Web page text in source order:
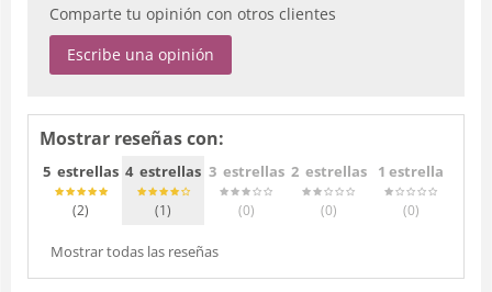
Comparte tu opinión con otros clientes
Escribe una opinión
Mostrar reseñas con:
5 estrellas
(2)
4 estrellas
(1)
3 estrellas
(0)
2 estrellas
(0)
1 estrella
(0)
Mostrar todas las reseñas